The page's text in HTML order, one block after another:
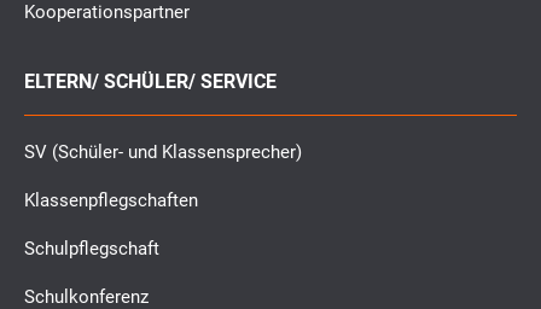
Kooperationspartner
ELTERN/ SCHÜLER/ SERVICE
SV (Schüler- und Klassensprecher)
Klassenpflegschaften
Schulpflegschaft
Schulkonferenz